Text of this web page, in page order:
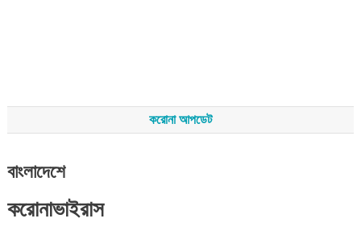
করোনা আপডেট
বাংলাদেশে
করোনাভাইরাস